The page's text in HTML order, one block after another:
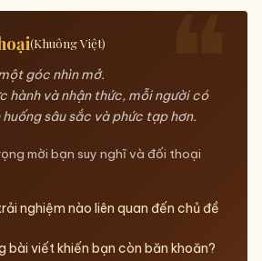
(Khuông Việt)
góc nhìn mở.
hành và nhận thức, mỗi người có
sâu sắc và phức tạp hơn.
mời bạn suy nghĩ và đối thoại
nghiệm nào liên quan đến chủ đề
bài viết khiến bạn còn băn khoăn?